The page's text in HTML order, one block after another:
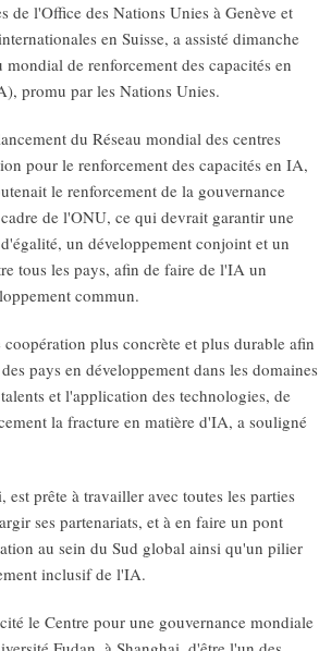
de l'Office des Nations Unies à Genève et
en Suisse, a assisté dimanche
mondial de renforcement des capacités en
promu par les Nations Unies.
du Réseau mondial des centres
pour le renforcement des capacités en IA,
le renforcement de la gouvernance
de l'ONU, ce qui devrait garantir une
un développement conjoint et un
tous les pays, afin de faire de l'IA un
commun.
plus concrète et plus durable afin
pays en développement dans les domaines
et l'application des technologies, de
la fracture en matière d'IA, a souligné
prête à travailler avec toutes les parties
ses partenariats, et à en faire un pont
au sein du Sud global ainsi qu'un pilier
inclusif de l'IA.
le Centre pour une gouvernance mondiale